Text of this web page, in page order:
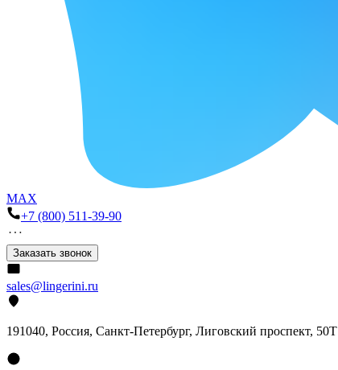
MAX
+7 (800) 511-39-90
Заказать звонок
sales@lingerini.ru
191040, Россия, Санкт-Петербург, Лиговский проспект, 50Т